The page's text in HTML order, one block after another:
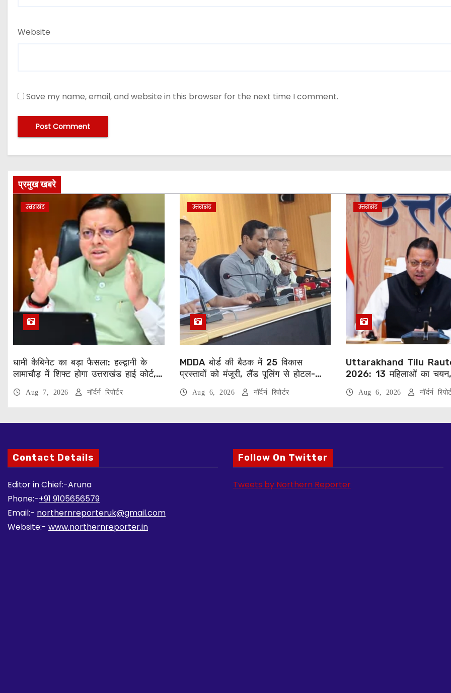
Website
Save my name, email, and website in this browser for the next time I comment.
प्रमुख खबरे
उत्तराखंड
धामी कैबिनेट का बड़ा फैसला: हल्द्वानी के
लामाचौड़ में शिफ्ट होगा उत्तराखंड हाई कोर्ट,
Aug 7, 2026 नॉर्दर्न रिपोर्टर
उत्तराखंड
MDDA बोर्ड की बैठक में 25 विकास
प्रस्तावों को मंजूरी, लैंड पूलिंग से होटल-
पर्यटन परियोजनाओं को मिलेगी रफ्तार
Aug 6, 2026 नॉर्दर्न रिपोर्टर
उत्तराखंड
Uttarakhand Tilu
2026: 13 महिलाओं का
को सीएम धामी करेंगे सम्मानित
Aug 6, 2026 नॉर्दर्न
Contact Details
Editor in Chief:-Aruna
Phone:-+91 9105656579
Email:- northernreporteruk@gmail.com
Website:- www.northernreporter.in
Follow On Twitter
Tweets by Northern Reporter